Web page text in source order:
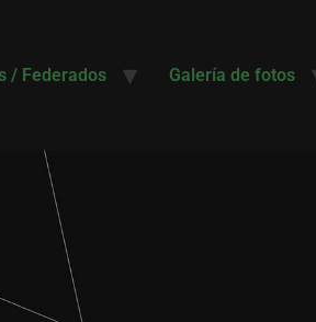
/ Federados Galería de fotos